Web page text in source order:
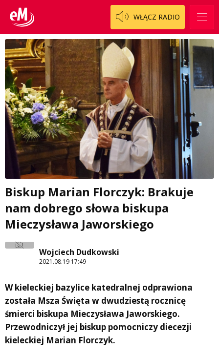
WŁĄCZ RADIO
Biskup Marian Florczyk: Brakuje
nam dobrego słowa biskupa
Mieczysława Jaworskiego
Wojciech Dudkowski
2021.08.19 17:49
W kieleckiej bazylice katedralnej odprawiona
została Msza Święta w dwudziestą rocznicę
śmierci biskupa Mieczysława Jaworskiego.
Przewodniczył jej biskup pomocniczy diecezji
kieleckiej Marian Florczyk.